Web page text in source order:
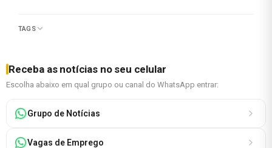
TAGS
Receba as notícias no seu celular
Escolha abaixo em qual grupo ou canal do WhatsApp entrar:
Grupo de Notícias
Vagas de Emprego